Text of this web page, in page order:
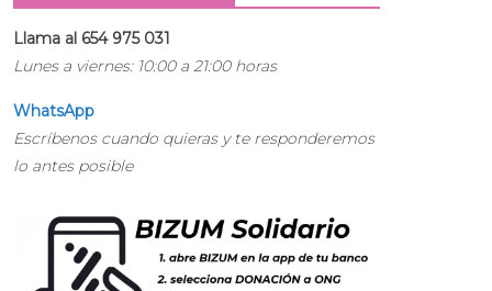
Llama al 654 975 031
Lunes a viernes: 10:00 a 21:00 horas
WhatsApp
Escríbenos cuando quieras y te responderemos
lo antes posible